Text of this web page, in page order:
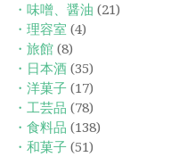
・味噌、醤油 (21)
・理容室 (4)
・旅館 (8)
・日本酒 (35)
・洋菓子 (17)
・工芸品 (78)
・食料品 (138)
・和菓子 (51)